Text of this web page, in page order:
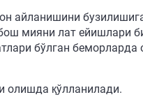
айланишини
мияни лат ейишлари
бўлган беморларда
олишда қўлланилади.